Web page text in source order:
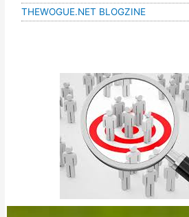
THEWOGUE.NET BLOGZINE